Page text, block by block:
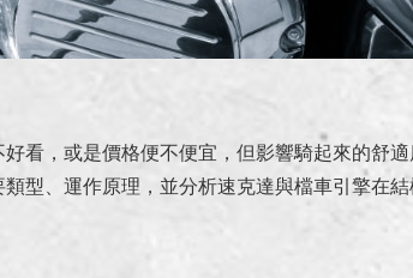
看，或是價格便不便宜，但影響騎起來的舒
型、運作原理，並分析速克達與檔車引擎在